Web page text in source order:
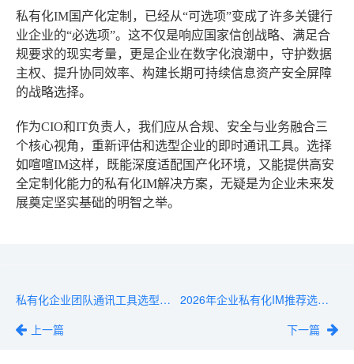
私有化IM国产化定制，已经从“可选项”变成了许多关键行
业企业的“必选项”。这不仅是响应国家信创战略、满足合
规要求的现实考量，更是企业在数字化浪潮中，守护数据
主权、提升协同效率、构建长期可持续信息资产安全屏障
的战略选择。
作为CIO和IT负责人，我们应从合规、安全与业务融合三
个核心视角，重新评估和选型企业的即时通讯工具。选择
如喧喧IM这样，既能深度适配国产化环境，又能提供高安
全定制化能力的私有化IM解决方案，无疑是为企业未来发
展奠定坚实基础的明智之举。
私有化企业团队通讯工具选型对比：2026年四大主流方案深度解析
上一篇
2026年企业私有化IM推荐选型对比：四大安全部署方案深度评测
下一篇